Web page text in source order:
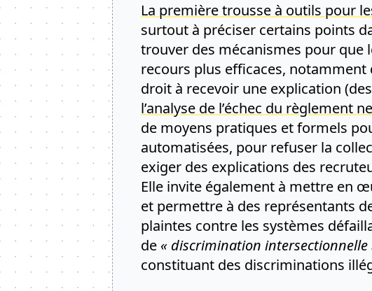
La première trousse à outils pour
surtout à préciser certains points
trouver des mécanismes pour que
recours plus efficaces, notamment
droit à recevoir une explication
l’analyse de l’échec du règlement
de moyens pratiques et formels
automatisées, pour refuser la
exiger des explications des
Elle invite également à mettre en
et permettre à des représentants
plaintes contre les systèmes
de « discrimination intersectionnelle
constituant des discriminations